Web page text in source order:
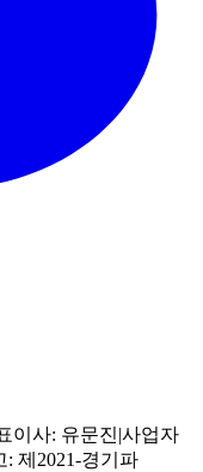
이사: 유문진|사업자
: 제2021-경기파